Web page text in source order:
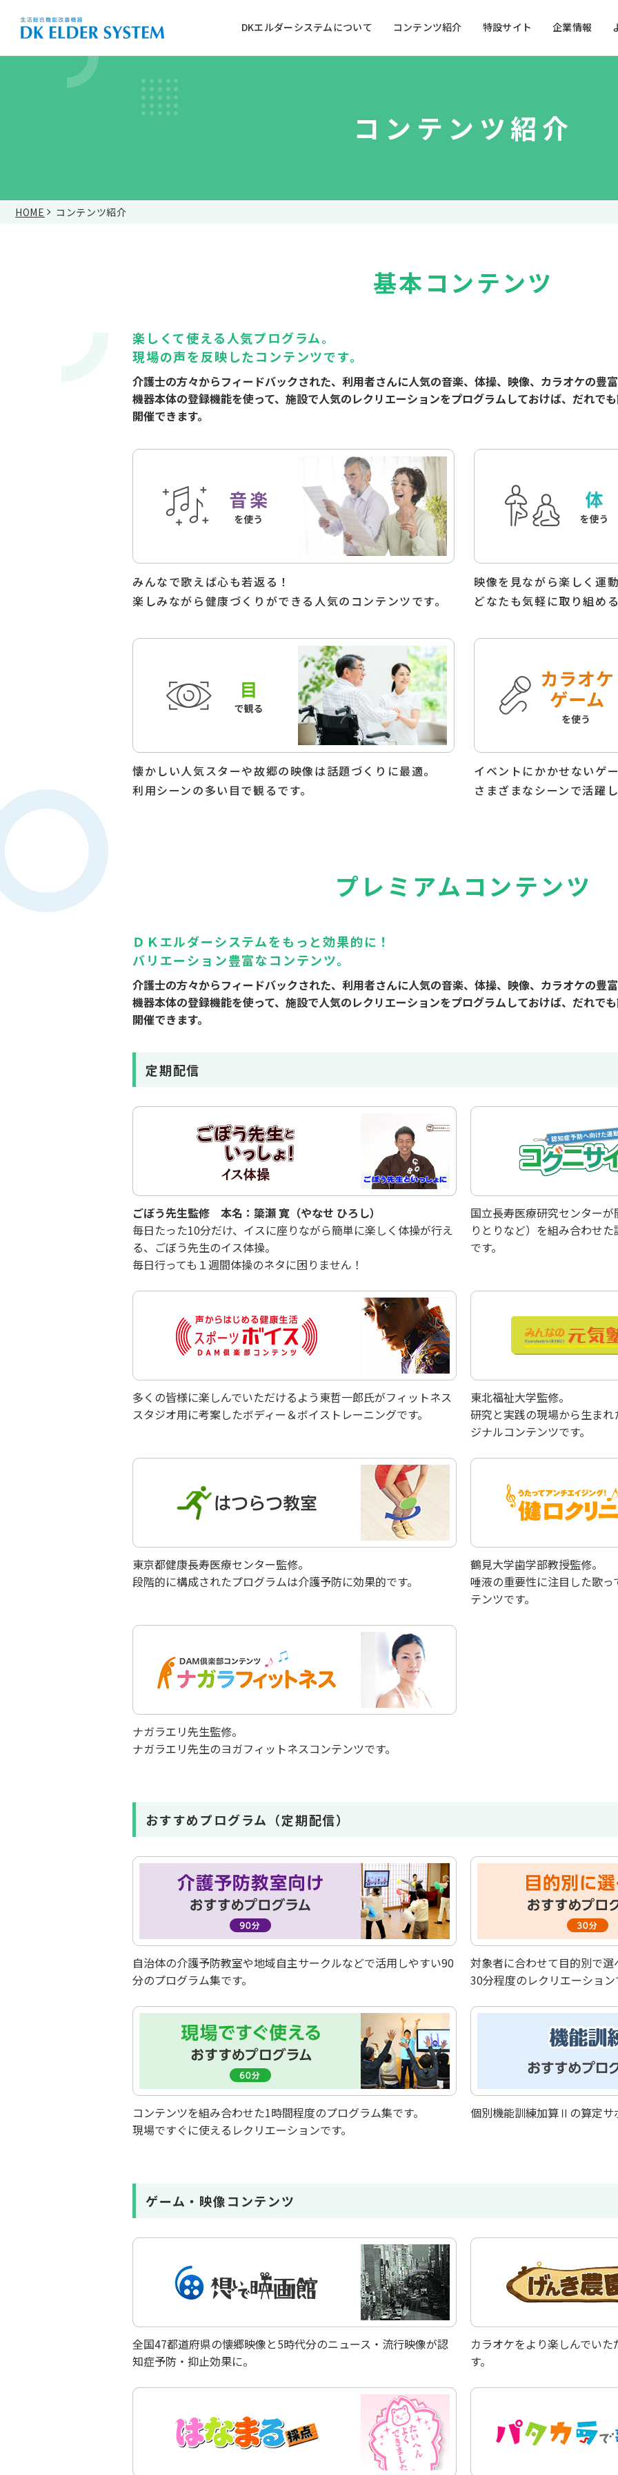
DKエルダーシステムについて コンテンツ紹介 特設サイト 企業情報
キッズ向け施設
うた・ダンス・知育
機能訓練
おすすめプログラム
詳しく見る
介護予防教室向け
詳しく見る
操作ガイドダウンロード
コンテンツ紹介
HOME コンテンツ紹介
基本コンテンツ
楽しくて使える人気プログラム。
現場の声を反映したコンテンツです。
介護士の方々からフィードバックされた、利用者さんに人気の音楽、体操、映像、カラオケの豊
機器本体の登録機能を使って、施設で人気のレクリエーションをプログラムしておけば、だれで
開催できます。
みんなで歌えば心も若返る！
楽しみながら健康づくりができる人気のコンテンツです。
映像を見ながら楽しく運
どなたも気軽に取り組め
懐かしい人気スターや故郷の映像は話題づくりに最適。
利用シーンの多い目で観るです。
イベントにかかせないゲ
さまざまなシーンで活躍し
プレミアムコンテンツ
ＤＫエルダーシステムをもっと効果的に！
バリエーション豊富なコンテンツ。
介護士の方々からフィードバックされた、利用者さんに人気の音楽、体操、映像、カラオケの豊
機器本体の登録機能を使って、施設で人気のレクリエーションをプログラムしておけば、だれで
開催できます。
定期配信
ごぼう先生監修 本名：簗瀬 寛（やなせ ひろし）
毎日たった10分だけ、イスに座りながら簡単に楽しく体操が行え
る、ごぼう先生のイス体操。
毎日行っても１週間体操のネタに困りません！
国立長寿医療研究センター
りとりなど）を組み合わせ
です。
多くの皆様に楽しんでいただけるよう東哲一郎氏がフィットネス
スタジオ用に考案したボディー＆ボイストレーニングです。
東北福祉大学監修。
研究と実践の現場から生ま
ジナルコンテンツです。
東京都健康長寿医療センター監修。
段階的に構成されたプログラムは介護予防に効果的です。
鶴見大学歯学部教授監修。
唾液の重要性に注目した歌
テンツです。
ナガラエリ先生監修。
ナガラエリ先生のヨガフィットネスコンテンツです。
おすすめプログラム（定期配信）
自治体の介護予防教室や地域自主サークルなどで活用しやすい90
分のプログラム集です。
対象者に合わせて目的別で選
30分程度のレクリエーション
コンテンツを組み合わせた1時間程度のプログラム集です。
現場ですぐに使えるレクリエーションです。
個別機能訓練加算Ⅱの算定サ
ゲーム・映像コンテンツ
全国47都道府県の懐郷映像と5時代分のニュース・流行映像が認
知症予防・抑止効果に。
カラオケをより楽しんでい
す。